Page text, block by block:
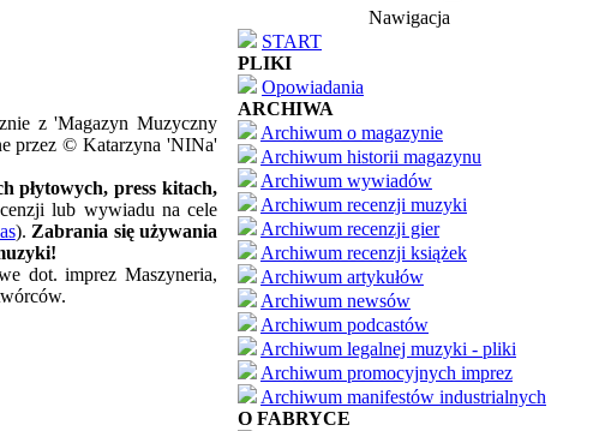
z 'Magazyn Muzyczny
przez © Katarzyna 'NINa'
płytowych, press kitach,
lub wywiadu na cele
). Zabrania się używania
dot. imprez Maszyneria,
Nawigacja
START
PLIKI
Opowiadania
ARCHIWA
Archiwum o magazynie
Archiwum historii magazynu
Archiwum wywiadów
Archiwum recenzji muzyki
Archiwum recenzji gier
Archiwum recenzji książek
Archiwum artykułów
Archiwum newsów
Archiwum podcastów
Archiwum legalnej muzyki - pliki
Archiwum promocyjnych imprez
Archiwum manifestów industrialnych
O FABRYCE